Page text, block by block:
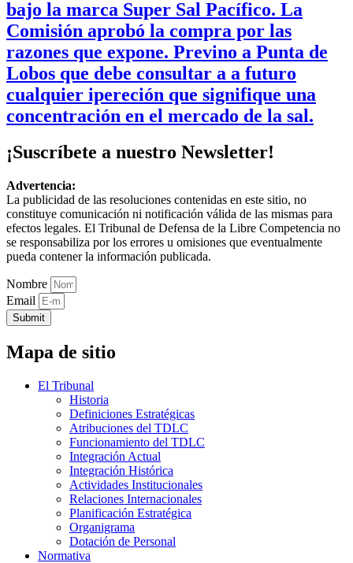
bajo la marca Super Sal Pacífico. La
Comisión aprobó la compra por las
razones que expone. Previno a Punta de
Lobos que debe consultar a a futuro
cualquier ipereción que signifique una
concentración en el mercado de la sal.
¡Suscríbete a nuestro Newsletter!
Advertencia:
La publicidad de las resoluciones contenidas en este sitio, no
constituye comunicación ni notificación válida de las mismas para
efectos legales. El Tribunal de Defensa de la Libre Competencia no
se responsabiliza por los errores u omisiones que eventualmente
pueda contener la información publicada.
Nombre
Email
Submit
Mapa de sitio
El Tribunal
Historia
Definiciones Estratégicas
Atribuciones del TDLC
Funcionamiento del TDLC
Integración Actual
Integración Histórica
Actividades Institucionales
Relaciones Internacionales
Planificación Estratégica
Organigrama
Dotación de Personal
Normativa